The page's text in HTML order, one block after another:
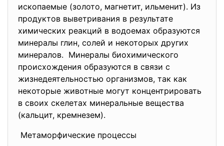
ископаемые (золото, магнетит, ильменит). Из
продуктов выветривания в результате
химических реакций в водоемах образуются
минералы глин, солей и некоторых других
минералов. Минералы биохимического
происхождения образуются в связи с
жизнедеятельностью организмов, так как
некоторые животные могут концентрировать
в своих скелетах минеральные вещества
(кальцит, кремнезем).
Метаморфические процессы